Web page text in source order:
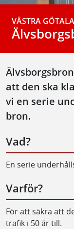
VÄSTRA
att den ska
vi en serie
bron.
Vad?
En serie
Varför?
För att säkra att
trafik i 50 år till.